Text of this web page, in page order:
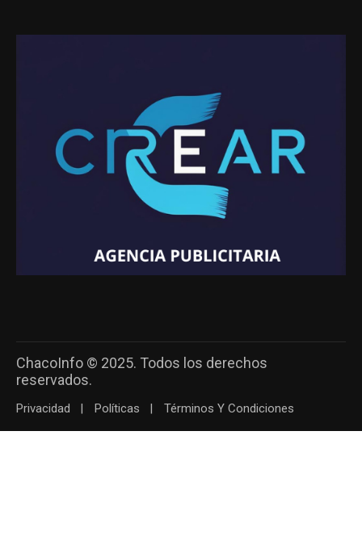
ChacoInfo © 2025. Todos los derechos
reservados.
Privacidad Políticas Términos Y Condiciones